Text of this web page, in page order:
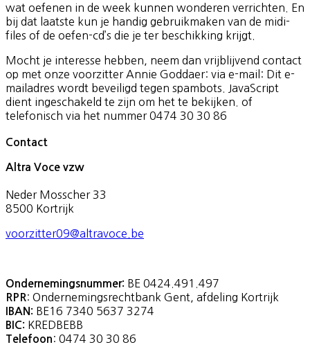
wat oefenen in de week kunnen wonderen verrichten. En
bij dat laatste kun je handig gebruikmaken van de midi-
files of de oefen-cd’s die je ter beschikking krijgt.
Mocht je interesse hebben, neem dan vrijblijvend contact
op met onze voorzitter Annie Goddaer: via e-mail: Dit e-
mailadres wordt beveiligd tegen spambots. JavaScript
dient ingeschakeld te zijn om het te bekijken.
of
telefonisch via het nummer 0474 30 30 86
Contact
Altra Voce vzw
Neder Mosscher 33
8500 Kortrijk
voorzitter09@altravoce.be
Ondernemingsnummer: BE 0424.491.497
RPR : Ondernemingsrechtbank Gent, afdeling Kortrijk
IBAN: BE16 7340 5637 3274
BIC: KREDBEBB
Telefoon : 0474 30 30 86